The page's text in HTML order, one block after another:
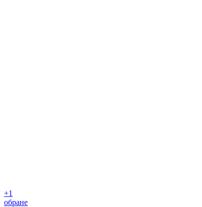
+1
обране